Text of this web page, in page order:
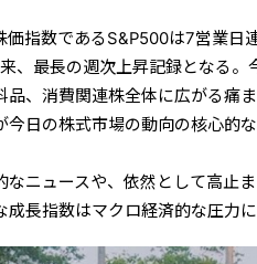
価指数であるS&P500は7営業日
、最長の週次上昇記録となる
品、消費関連株全体に広がる痛
今日の株式市場の動向の核心的な
なニュースや、依然として高止
成長指数はマクロ経済的な圧力